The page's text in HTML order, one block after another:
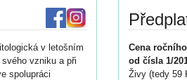
v letošním
vzniku a při
spolupráci
Cena
od čísla 1/
Živy (tedy 59